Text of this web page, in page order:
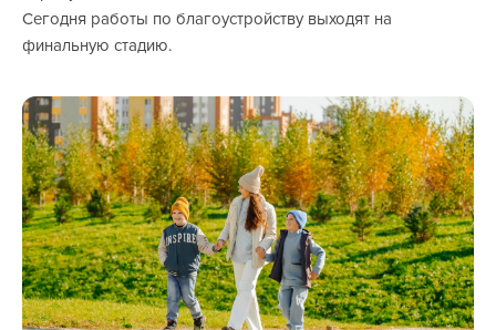
Сегодня работы по благоустройству выходят на
финальную стадию.